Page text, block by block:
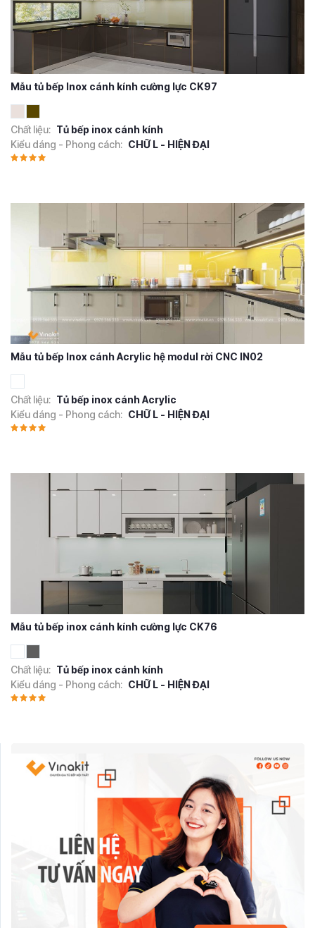
Mẫu tủ bếp Inox cánh kính cường lực CK97
Chất liệu: Tủ bếp inox cánh kính
Kiểu dáng - Phong cách: CHỮ L - HIỆN ĐẠI
Mẫu tủ bếp Inox cánh Acrylic hệ modul rời CNC IN02
Chất liệu: Tủ bếp inox cánh Acrylic
Kiểu dáng - Phong cách: CHỮ L - HIỆN ĐẠI
Mẫu tủ bếp inox cánh kính cường lực CK76
Chất liệu: Tủ bếp inox cánh kính
Kiểu dáng - Phong cách: CHỮ L - HIỆN ĐẠI